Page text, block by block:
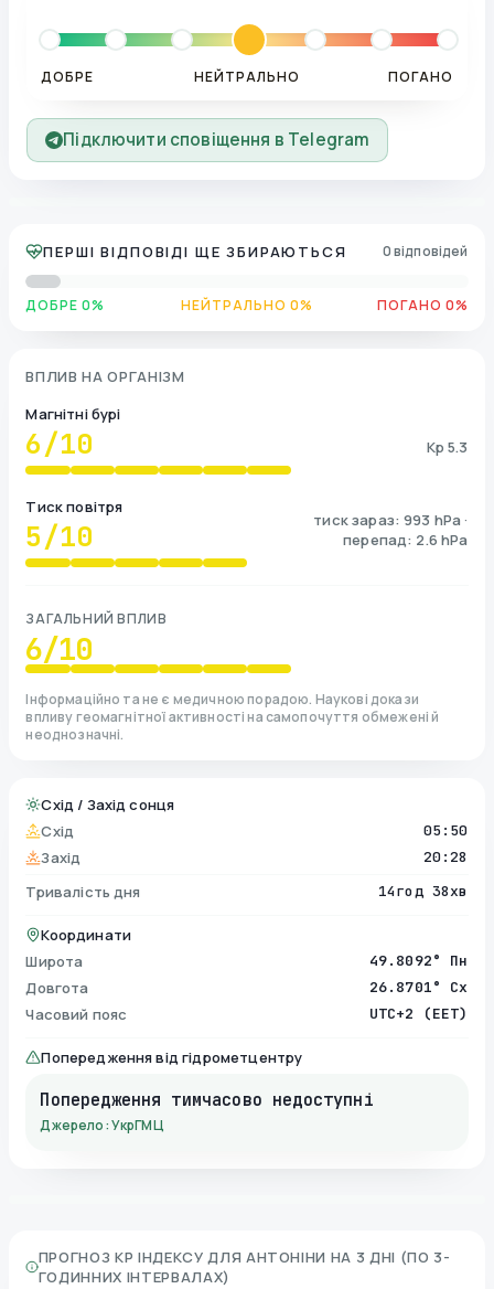
ДОБРЕ НЕЙТРАЛЬНО ПОГАНО
Підключити сповіщення в Telegram
ПЕРШІ ВІДПОВІДІ ЩЕ ЗБИРАЮТЬСЯ 0 відповідей
ДОБРЕ 0% НЕЙТРАЛЬНО 0% ПОГАНО 0%
ВПЛИВ НА ОРГАНІЗМ
Магнітні бурі
6/10 Kp 5.3
Тиск повітря
5/10
тиск зараз: 993 hPa ·
перепад: 2.6 hPa
ЗАГАЛЬНИЙ ВПЛИВ
6/10
Інформаційно та не є медичною порадою. Наукові докази
впливу геомагнітної активності на самопочуття обмежені й
неоднозначні.
Схід / Захід сонця
Схід
05:50
Захід 20:28
Тривалість дня 14год 38хв
Координати
Широта
49.8092° Пн
Довгота 26.8701° Сх
Часовий пояс UTC+2 (EET)
Попередження від гідрометцентру
Попередження тимчасово недоступні
Джерело: УкрГМЦ
ПРОГНОЗ KP ІНДЕКСУ ДЛЯ АНТОНІНИ НА 3 ДНІ (ПО 3-
ГОДИННИХ ІНТЕРВАЛАХ)